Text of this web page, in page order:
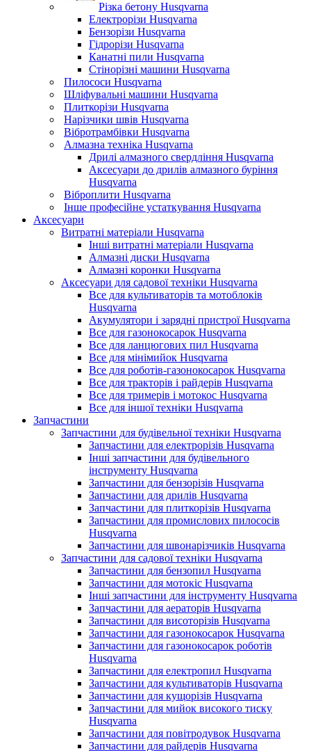
Різка бетону Husqvarna
Електрорізи Husqvarna
Бензорізи Husqvarna
Гідрорізи Husqvarna
Канатні пили Husqvarna
Стінорізні машини Husqvarna
Пилососи Husqvarna
Шліфувальні машини Husqvarna
Плиткорізи Husqvarna
Нарізчики швів Husqvarna
Вібротрамбівки Husqvarna
Алмазна техніка Husqvarna
Дрилі алмазного свердління Husqvarna
Аксесуари до дрилів алмазного буріння
Husqvarna
Віброплити Husqvarna
Інше професійне устаткування Husqvarna
Аксесуари
Витратні матеріали Husqvarna
Інші витратні матеріали Husqvarna
Алмазні диски Husqvarna
Алмазні коронки Husqvarna
Аксесуари для садової техніки Husqvarna
Все для культиваторів та мотоблоків
Husqvarna
Акумулятори і зарядні пристрої Husqvarna
Все для газонокосарок Husqvarna
Все для ланцюгових пил Husqvarna
Все для мінімийок Husqvarna
Все для роботів-газонокосарок Husqvarna
Все для тракторів і райдерів Husqvarna
Все для тримерів і мотокос Husqvarna
Все для іншої техніки Husqvarna
Запчастини
Запчастини для будівельної техніки Husqvarna
Запчастини для електрорізів Husqvarna
Інші запчастини для будівельного
інструменту Husqvarna
Запчастини для бензорізів Husqvarna
Запчастини для дрилів Husqvarna
Запчастини для плиткорізів Husqvarna
Запчастини для промислових пилососів
Husqvarna
Запчастини для швонарізчиків Husqvarna
Запчастини для садової техніки Husqvarna
Запчастини для бензопил Husqvarna
Запчастини для мотокіс Husqvarna
Інші запчастини для інструменту Husqvarna
Запчастини для аераторів Husqvarna
Запчастини для висоторізів Husqvarna
Запчастини для газонокосарок Husqvarna
Запчастини для газонокосарок роботів
Husqvarna
Запчастини для електропил Husqvarna
Запчастини для культиваторів Husqvarna
Запчастини для кущорізів Husqvarna
Запчастини для мийок високого тиску
Husqvarna
Запчастини для повітродувок Husqvarna
Запчастини для райдерів Husqvarna